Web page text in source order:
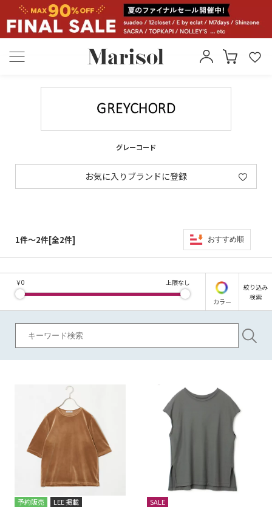
グレーコード
お気に入りブランドに登録
1件～2件[全2件] おすすめ順
￥0 上限なし
カラー
絞り込み
検索
予約販売
LEE 掲載
SALE